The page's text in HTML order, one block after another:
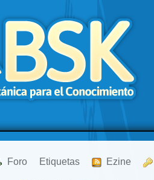
Foro Etiquetas Ezine